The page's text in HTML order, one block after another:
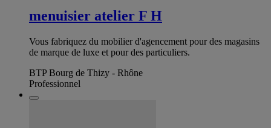
menuisier atelier F H
Vous fabriquez du mobilier d'agencement pour des magasins
de marque de luxe et pour des particuliers.
BTP Bourg de Thizy - Rhône
Professionnel